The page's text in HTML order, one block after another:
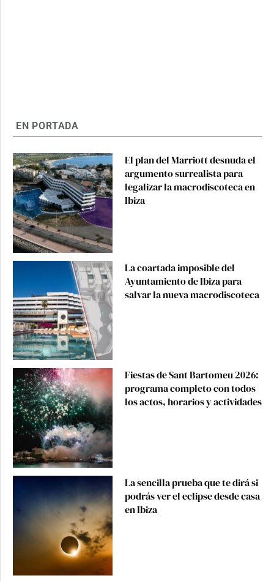
EN PORTADA
El plan del Marriott desnuda el
argumento surrealista para
legalizar la macrodiscoteca en
Ibiza
La coartada imposible del
Ayuntamiento de Ibiza para
salvar la nueva macrodiscoteca
Fiestas de Sant Bartomeu 2026:
programa completo con todos
los actos, horarios y actividades
La sencilla prueba que te dirá si
podrás ver el eclipse desde casa
en Ibiza